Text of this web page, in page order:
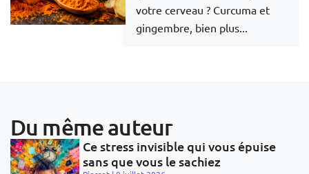
votre cerveau ? Curcuma et
gingembre, bien plus...
Du même auteur
Ce stress invisible qui vous épuise
sans que vous le sachiez